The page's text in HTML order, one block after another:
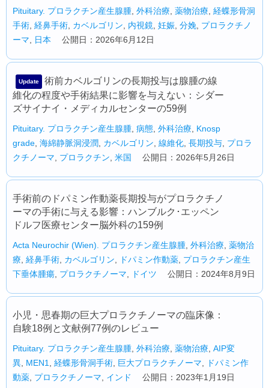
Pituitary. プロラクチン産生腺腫 外科治療 薬物治療 経蝶形骨洞
手術 経鼻手術 カベルゴリン 内視鏡 妊娠 分娩 プロラクチノ
ーマ
日本 公開日：2026年6月12日
Update
術前カベルゴリンの長期投与は腺腫の線
維化の程度や手術結果に影響を与えない：シダー
ズサイナイ・メディカルセンターの59例
Pituitary. プロラクチン産生腺腫 病態 外科治療
Knosp
grade 海綿静脈洞浸潤 カベルゴリン 線維化 長期投与 プロラ
クチノーマ
プロラクチン 米国 公開日：2026年5月26日
手術前のドパミン作動薬長期投与がプロラクチノ
ーマの手術に与える影響：ハンブルク･エッペン
ドルフ医療センター脳外科の159例
Acta Neurochir (Wien). プロラクチン産生腺腫 外科治療 薬物治
療 経鼻手術 カベルゴリン ドパミン作動薬 プロラクチン産生
下垂体腫瘍 プロラクチノーマ ドイツ 公開日：2024年8月9日
小児・思春期の巨大プロラクチノーマの臨床像：
自験18例と文献例77例のレビュー
Pituitary. プロラクチン産生腺腫 外科治療 薬物治療 AIP変
異 MEN1 経蝶形骨洞手術 巨大プロラクチノーマ
ドパミン作
動薬 プロラクチノーマ インド 公開日：2023年1月19日